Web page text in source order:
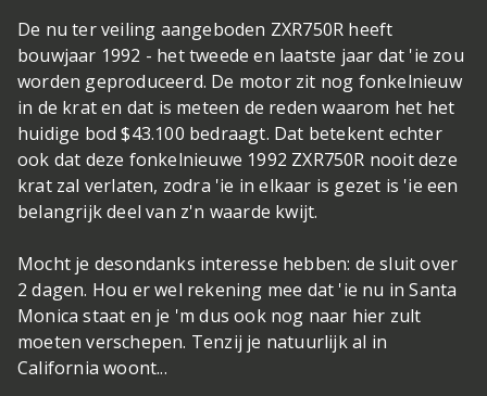
De nu ter veiling aangeboden ZXR750R heeft
bouwjaar 1992 - het tweede en laatste jaar dat 'ie zou
worden geproduceerd. De motor zit nog fonkelnieuw
in de krat en dat is meteen de reden waarom het het
huidige bod $43.100 bedraagt. Dat betekent echter
ook dat deze fonkelnieuwe 1992 ZXR750R nooit deze
krat zal verlaten, zodra 'ie in elkaar is gezet is 'ie een
belangrijk deel van z'n waarde kwijt.
Mocht je desondanks interesse hebben: de sluit over
2 dagen. Hou er wel rekening mee dat 'ie nu in Santa
Monica staat en je 'm dus ook nog naar hier zult
moeten verschepen. Tenzij je natuurlijk al in
California woont...